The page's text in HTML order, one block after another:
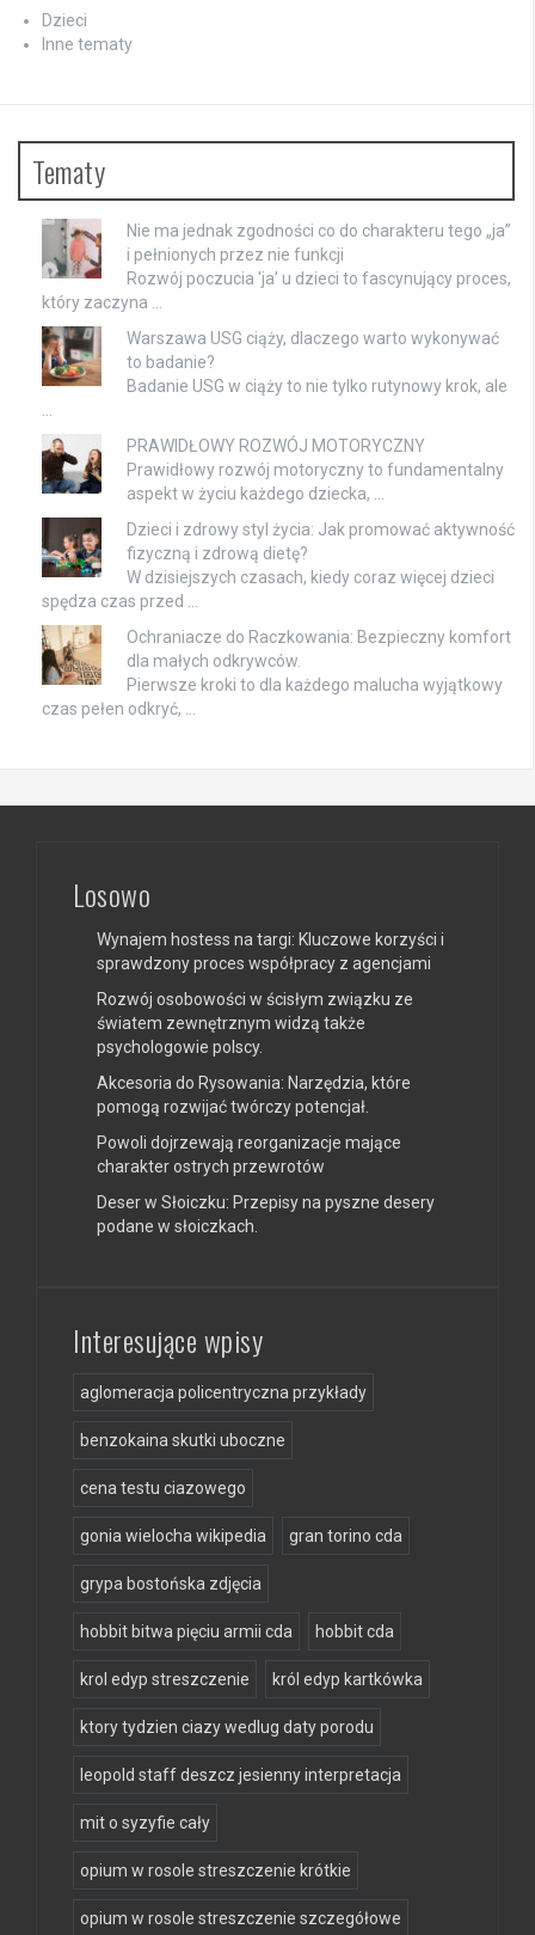
Dzieci
Inne tematy
Tematy
Nie ma jednak zgodności co do charakteru tego „ja”
i pełnionych przez nie funkcji
Rozwój poczucia 'ja’ u dzieci to fascynujący proces,
który zaczyna …
Warszawa USG ciąży, dlaczego warto wykonywać
to badanie?
Badanie USG w ciąży to nie tylko rutynowy krok, ale
…
PRAWIDŁOWY ROZWÓJ MOTORYCZNY
Prawidłowy rozwój motoryczny to fundamentalny
aspekt w życiu każdego dziecka, …
Dzieci i zdrowy styl życia: Jak promować aktywność
fizyczną i zdrową dietę?
W dzisiejszych czasach, kiedy coraz więcej dzieci
spędza czas przed …
Ochraniacze do Raczkowania: Bezpieczny komfort
dla małych odkrywców.
Pierwsze kroki to dla każdego malucha wyjątkowy
czas pełen odkryć, …
Losowo
Wynajem hostess na targi: Kluczowe korzyści i
sprawdzony proces współpracy z agencjami
Rozwój osobowości w ścisłym związku ze
światem zewnętrznym widzą także
psychologowie polscy.
Akcesoria do Rysowania: Narzędzia, które
pomogą rozwijać twórczy potencjał.
Powoli dojrzewają reorganizacje mające
charakter ostrych przewrotów
Deser w Słoiczku: Przepisy na pyszne desery
podane w słoiczkach.
Interesujące wpisy
aglomeracja policentryczna przykłady
benzokaina skutki uboczne
cena testu ciazowego
gonia wielocha wikipedia gran torino cda
grypa bostońska zdjęcia
hobbit bitwa pięciu armii cda hobbit cda
krol edyp streszczenie król edyp kartkówka
ktory tydzien ciazy wedlug daty porodu
leopold staff deszcz jesienny interpretacja
mit o syzyfie cały
opium w rosole streszczenie krótkie
opium w rosole streszczenie szczegółowe